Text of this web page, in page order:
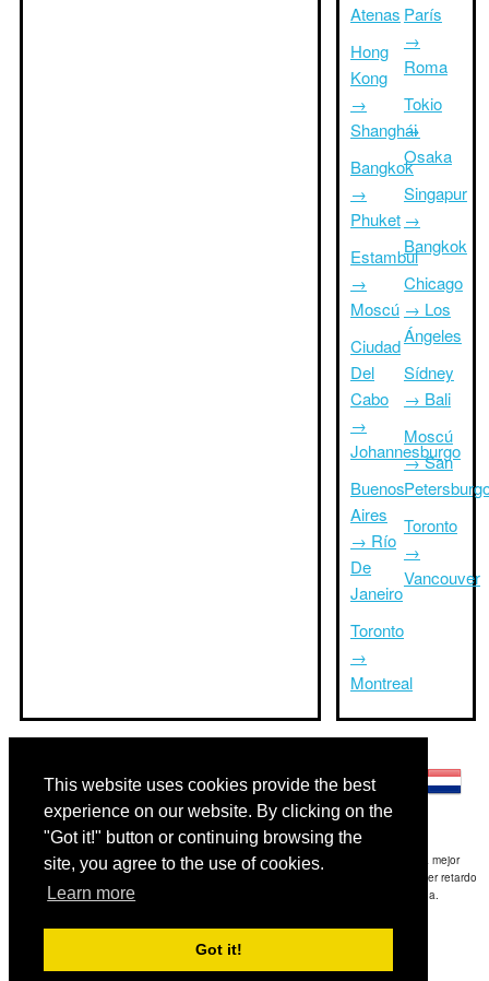
This website uses cookies provide the best
experience on our website. By clicking on the
"Got it!" button or continuing browsing the
site, you agree to the use of cookies.
Learn more
Got it!
Atenas
Hong
Kong
→
Shanghái
Bangkok
→
Phuket
Estambul
→
Moscú
Ciudad
Del
Cabo
→
Johannesburgo
Buenos
Aires
→ Río
De
Janeiro
Toronto
→
Montreal
París
→
Roma
Tokio
→
Osaka
Singapur
→
Bangkok
Chicago
→ Los
Ángeles
Sídney
→ Bali
Moscú
→ San
Toronto
→
Vancouver
Exención de responsabilidad: La información mostrada en este sitio es nuestra mejor
estimación y sólo para su referencia.TripTimeTo.com no es responsable de cualquier retardo
de ida y / o consiguientes daños resultaron de la información proporcionada.
Copyright 2015-2026
Contact Usfor feedback.